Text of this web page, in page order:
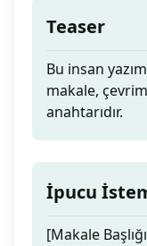
Teaser
Bu insan
makale,
anahtarıdır.
İpucu
[Makale